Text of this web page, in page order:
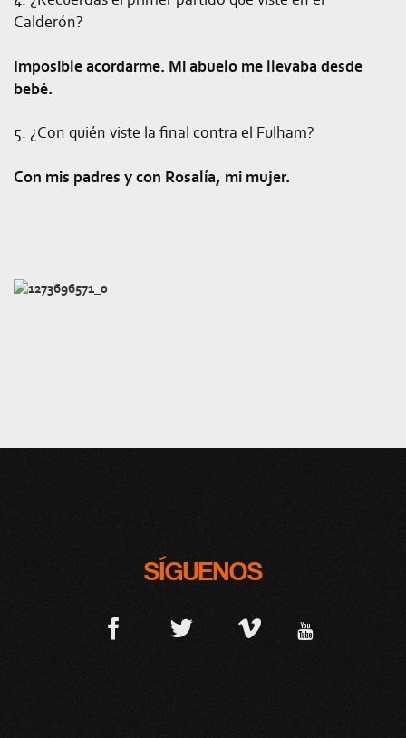
Calderón?
Imposible acordarme. Mi abuelo me llevaba desde
bebé.
5. ¿Con quién viste la final contra el Fulham?
Con mis padres y con Rosalía, mi mujer.
SÍGUENOS